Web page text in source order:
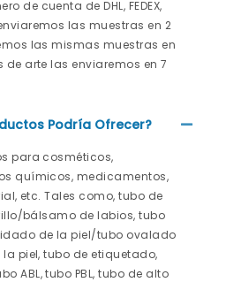
de cuenta de DHL, FEDEX,
las muestras en 2
las mismas muestras en
de arte las enviaremos en 7
Podría Ofrecer?
para cosméticos,
químicos, medicamentos,
etc. Tales como, tubo de
bálsamo de labios, tubo
de la piel/tubo ovalado
piel, tubo de etiquetado,
ABL, tubo PBL, tubo de alto